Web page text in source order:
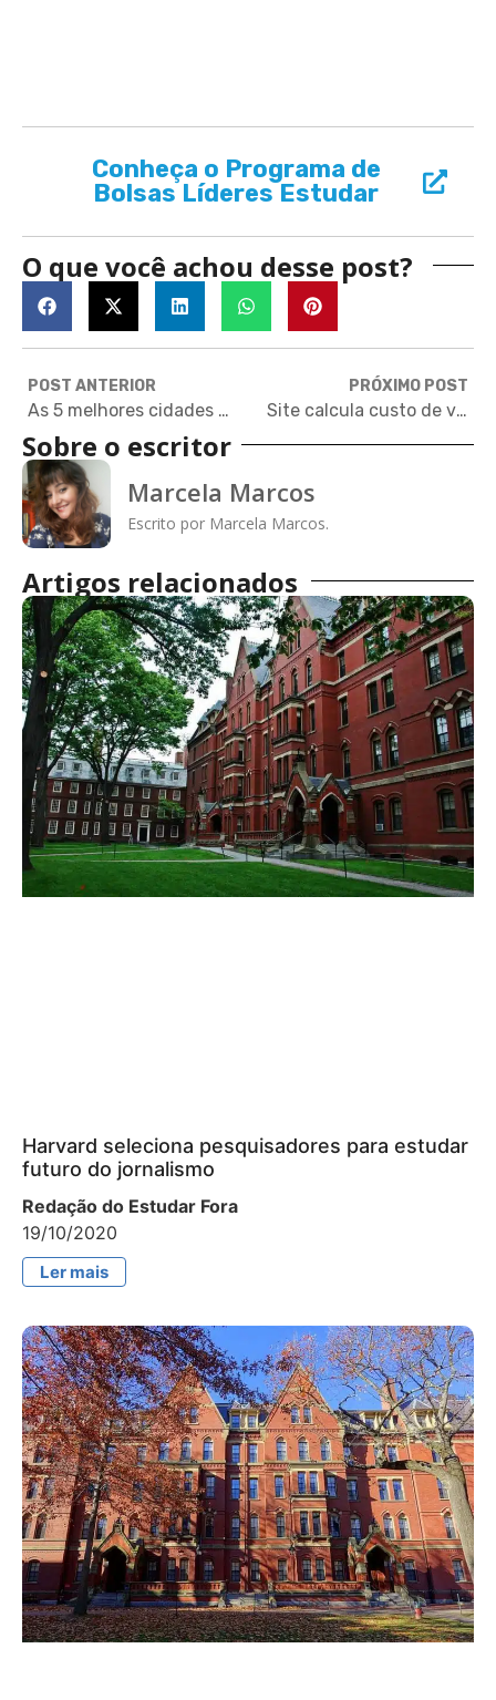
Conheça o Programa de
Bolsas Líderes Estudar
O que você achou desse post?
POST ANTERIOR
As 5 melhores cidades do mundo para estudantes
PRÓXIMO POST
Site calcula custo de vida pelo mundo e lista as cidades mais caras (e as mais baratas)
Sobre o escritor
Marcela Marcos
Escrito por Marcela Marcos.
Artigos relacionados
Harvard seleciona pesquisadores para estudar
futuro do jornalismo
Redação do Estudar Fora
19/10/2020
Ler mais